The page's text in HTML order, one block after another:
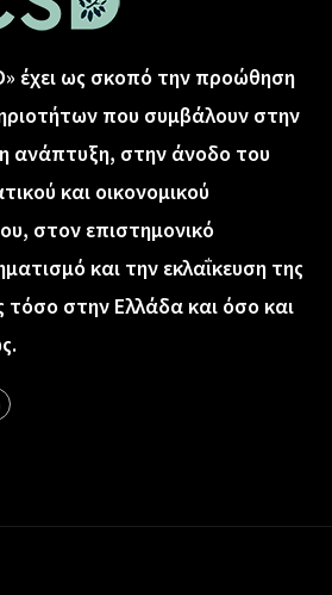
έχει ως σκοπό την προώθηση
που συμβάλουν στην
ανάπτυξη, στην άνοδο του
και οικονομικού
στον επιστημονικό
και την εκλαΐκευση της
τόσο στην Ελλάδα και όσο και